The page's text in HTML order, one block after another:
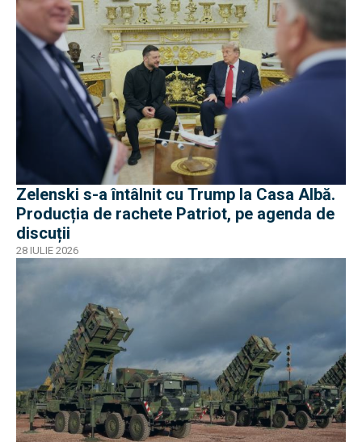
Zelenski s-a întâlnit cu Trump la Casa Albă.
Producția de rachete Patriot, pe agenda de
discuții
28 IULIE 2026